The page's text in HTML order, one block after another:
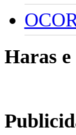
Haras e